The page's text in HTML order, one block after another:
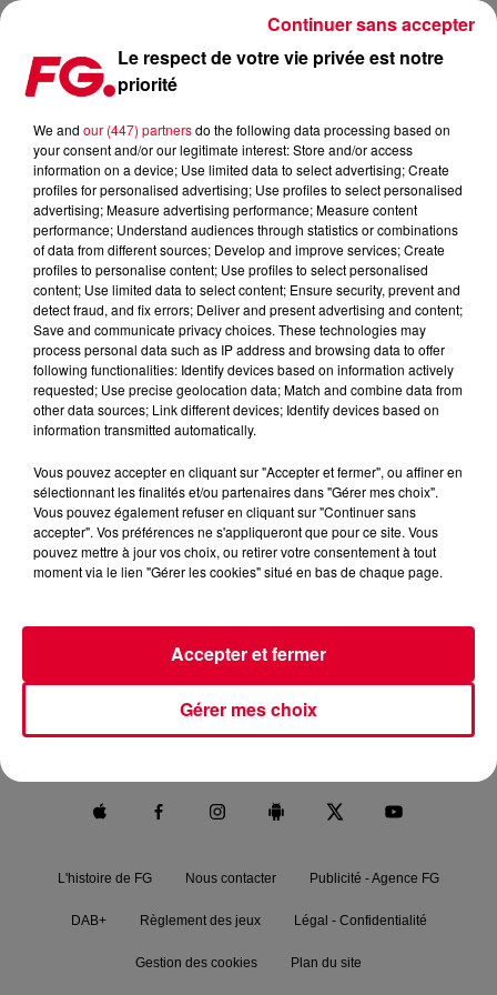
HENRI PFR | MIX LIVE | HAPPY HOUR | RADIO FG
Cet élément est masqué compte-tenu du refus du
dépôt de cookies que vous avez exprimé. Si vous
souhaitez l'afficher, merci de nous donner votre accord
en cliquant sur le bouton ci-dessous.
Afficher l'élément
Minimix dans l’Happy Hour sur Radio FG signé Henri PFR !
vient de faire son entrée dans le Top 100 DJs 2019 (97ème
place).
NEWS FG MIX
FG DANCE
L'histoire de FG Nous contacter Publicité - Agence FG
DAB+ Règlement des jeux Légal - Confidentialité
Gestion des cookies Plan du site
Le respect de votre vie privée est notre
priorité
We and our (447) partnersdo the following data processing based on
your consent and/or our legitimate interest: Store and/or access
information on a device; Use limited data to select advertising; Create
profiles for personalised advertising; Use profiles to select personalised
advertising; Measure advertising performance; Measure content
performance; Understand audiences through statistics or combinations
of data from different sources; Develop and improve services; Create
profiles to personalise content; Use profiles to select personalised
content; Use limited data to select content; Ensure security, prevent and
detect fraud, and fix errors; Deliver and present advertising and content;
Save and communicate privacy choices. These technologies may
process personal data such as IP address and browsing data to offer
following functionalities: Identify devices based on information actively
requested; Use precise geolocation data; Match and combine data from
other data sources; Link different devices; Identify devices based on
information transmitted automatically.
Vous pouvez accepter en cliquant sur "Accepter et fermer", ou affiner en
sélectionnant les finalités et/ou partenaires dans "Gérer mes choix".
Vous pouvez également refuser en cliquant sur "Continuer sans
accepter". Vos préférences ne s'appliqueront que pour ce site. Vous
pouvez mettre à jour vos choix, ou retirer votre consentement à tout
moment via le lien "Gérer les cookies" situé en bas de chaque page.
Gérer mes choix
Accepter et fermer
Continuer sans accepter